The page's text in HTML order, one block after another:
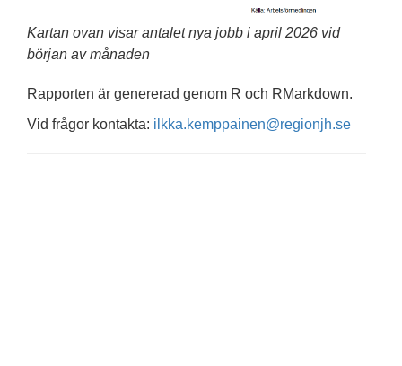
Kartan ovan visar antalet nya jobb i april 2026 vid
början av månaden
Rapporten är genererad genom R och RMarkdown.
Vid frågor kontakta: ilkka.kemppainen@regionjh.se